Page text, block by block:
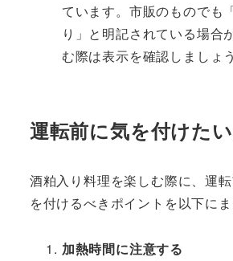
ています。市販のものでも
り」と明記されている場合
む際は表示を確認しましょう
運転前に気を付けた
酒粕入り料理を楽しむ際に、運
を付けるべきポイントを以下にま
加熱時間に注意する